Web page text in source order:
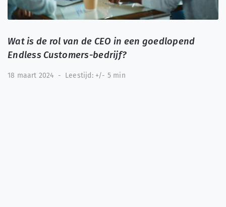
Wat is de rol van de CEO in een goedlopend
Endless Customers-bedrijf?
18 maart 2024 - Leestijd: +/- 5 min